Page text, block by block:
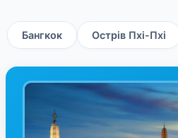
Бангкок Острів Пхі-Пхі